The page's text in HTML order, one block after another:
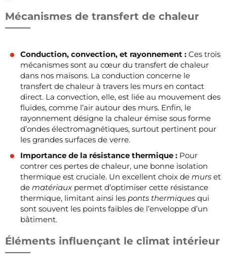
Mécanismes de transfert de chaleur
Conduction, convection, et rayonnement : Ces trois
mécanismes sont au cœur du transfert de chaleur
dans nos maisons. La conduction concerne le
transfert de chaleur à travers les murs en contact
direct. La convection, elle, est liée au mouvement des
fluides, comme l’air autour des murs. Enfin, le
rayonnement désigne la chaleur émise sous forme
d’ondes électromagnétiques, surtout pertinent pour
les grandes surfaces de verre.
Importance de la résistance thermique : Pour
contrer ces pertes de chaleur, une bonne isolation
thermique est cruciale. Un excellent choix de murs et
de matériaux permet d’optimiser cette résistance
thermique, limitant ainsi les ponts thermiques qui
sont souvent les points faibles de l’enveloppe d’un
bâtiment.
Éléments influençant le climat intérieur